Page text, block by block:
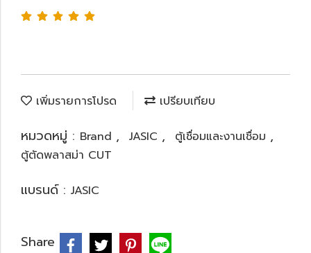
เพิ่มรายการโปรด เปรียบเทียบ
หมวดหมู่ : Brand , JASIC , ตู้เชื่อมและงานเชื่อม ,
ตู้ตัดพลาสม่า CUT
แบรนด์ : JASIC
Share